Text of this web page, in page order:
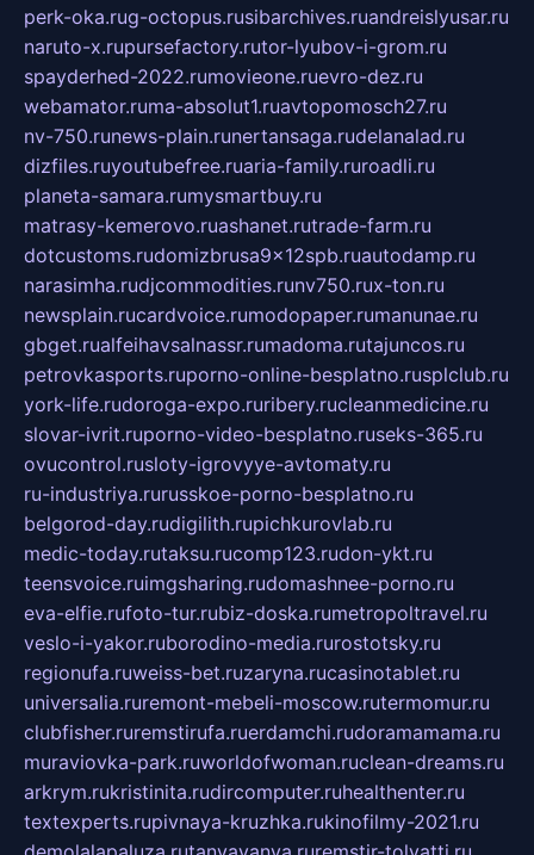
perk-oka.rug-octopus.rusibarchives.ruandreislyusar.ru
naruto-x.rupursefactory.rutor-lyubov-i-grom.ru
spayderhed-2022.rumovieone.ruevro-dez.ru
webamator.ruma-absolut1.ruavtopomosch27.ru
nv-750.runews-plain.runertansaga.rudelanalad.ru
dizfiles.ruyoutubefree.ruaria-family.ruroadli.ru
planeta-samara.rumysmartbuy.ru
matrasy-kemerovo.ruashanet.rutrade-farm.ru
dotcustoms.rudomizbrusa9x12spb.ruautodamp.ru
narasimha.rudjcommodities.runv750.rux-ton.ru
newsplain.rucardvoice.rumodopaper.rumanunae.ru
gbget.rualfeihavsalnassr.rumadoma.rutajuncos.ru
petrovkasports.ruporno-online-besplatno.rusplclub.ru
york-life.rudoroga-expo.ruribery.rucleanmedicine.ru
slovar-ivrit.ruporno-video-besplatno.ruseks-365.ru
ovucontrol.rusloty-igrovyye-avtomaty.ru
ru-industriya.rurusskoe-porno-besplatno.ru
belgorod-day.rudigilith.rupichkurovlab.ru
medic-today.rutaksu.rucomp123.rudon-ykt.ru
teensvoice.ruimgsharing.rudomashnee-porno.ru
eva-elfie.rufoto-tur.rubiz-doska.rumetropoltravel.ru
veslo-i-yakor.ruborodino-media.rurostotsky.ru
regionufa.ruweiss-bet.ruzaryna.rucasinotablet.ru
universalia.ruremont-mebeli-moscow.rutermomur.ru
clubfisher.ruremstirufa.ruerdamchi.rudoramamama.ru
muraviovka-park.ruworldofwoman.ruclean-dreams.ru
arkrym.rukristinita.rudircomputer.ruhealthenter.ru
textexperts.rupivnaya-kruzhka.rukinofilmy-2021.ru